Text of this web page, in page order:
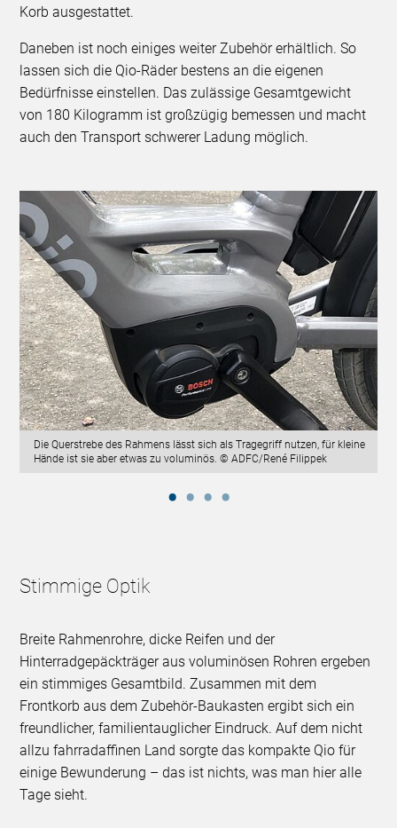
Korb ausgestattet.
Daneben ist noch einiges weiter Zubehör erhältlich. So
lassen sich die Qio-Räder bestens an die eigenen
Bedürfnisse einstellen. Das zulässige Gesamtgewicht
von 180 Kilogramm ist großzügig bemessen und macht
auch den Transport schwerer Ladung möglich.
Die Querstrebe des Rahmens lässt sich als Tragegriff nutzen, für kleine
Hände ist sie aber etwas zu voluminös. © ADFC/René Filippek
Stimmige Optik
Breite Rahmenrohre, dicke Reifen und der
Hinterradgepäckträger aus voluminösen Rohren ergeben
ein stimmiges Gesamtbild. Zusammen mit dem
Frontkorb aus dem Zubehör-Baukasten ergibt sich ein
freundlicher, familientauglicher Eindruck. Auf dem nicht
allzu fahrradaffinen Land sorgte das kompakte Qio für
einige Bewunderung – das ist nichts, was man hier alle
Tage sieht.